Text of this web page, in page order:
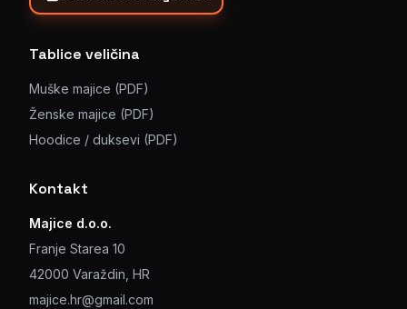
Tablice veličina
Muške majice (PDF)
Ženske majice (PDF)
Hoodice / duksevi (PDF)
Kontakt
Majice d.o.o.
Franje Starea 10
42000 Varaždin, HR
majice.hr@gmail.com